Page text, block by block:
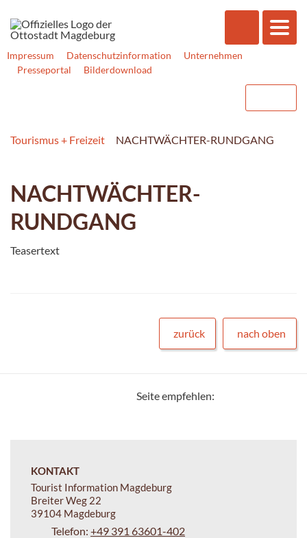
Impressum Datenschutzinformation
Unternehmen
Presseportal
Bilderdownload
Tourismus + Freizeit NACHTWÄCHTER-RUNDGANG
NACHTWÄCHTER-
RUNDGANG
Teasertext
zurück nach oben
Seite empfehlen:
KONTAKT
Tourist Information Magdeburg
Breiter Weg 22
39104 Magdeburg
Telefon: +49 391 63601-402